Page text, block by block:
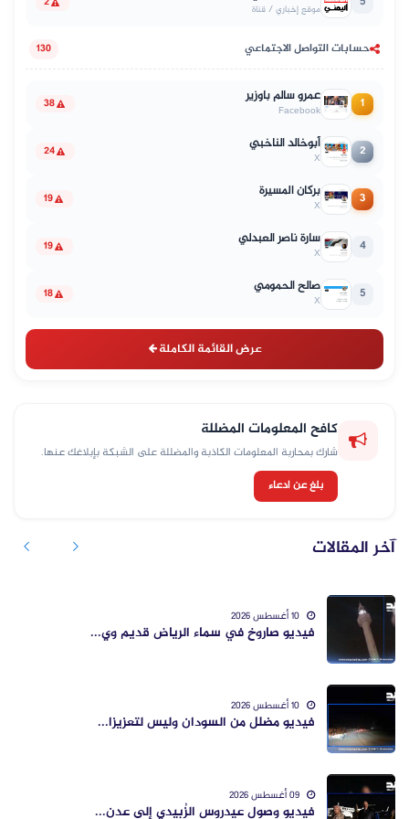
موقع إخباري / قناة
حسابات التواصل الاجتماعي 130
1 عمرو سالم باوزير
Facebook
38
2 أبوخالد الناخبي
X
24
3 بركان المسيرة
X
19
4 سارة ناصر العبدلي
X
19
5 صالح الحمومي
X
18
عرض القائمة الكاملة
كافح المعلومات المضللة
شارك بمحاربة المعلومات الكاذبة والمضللة على الشبكة بإبلاغك عنها.
بلغ عن ادعاء
آخر المقالات
فيديو صاروخ في سماء الرياض قديم وي...
فيديو مضلل من السودان وليس لتعزيزا...
فيديو وصول عيدروس الزُبيدي إلى عدن...